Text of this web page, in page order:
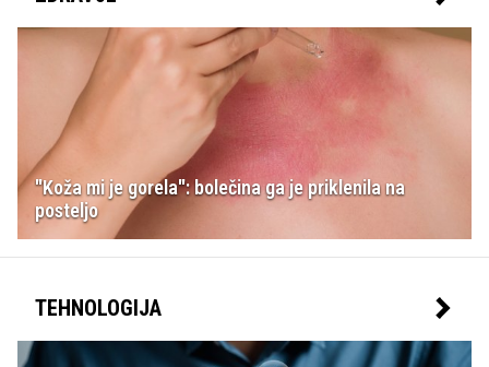
"Koža mi je gorela": bolečina ga je priklenila na
posteljo
TEHNOLOGIJA